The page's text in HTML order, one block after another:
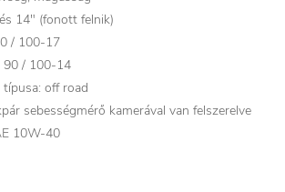
14" (fonott felnik)
/ 100-17
90 / 100-14
off road
sebességmérő kamerával van felszerelve
10W-40